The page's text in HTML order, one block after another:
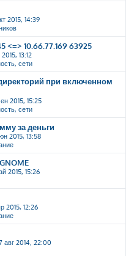
2015, 14:39
<=> 10.66.77.169 63925
13:12
сети
при включенном
2015, 15:25
сети
за деньги
2015, 13:58
2015, 15:26
2015, 12:26
авг 2014, 22:00